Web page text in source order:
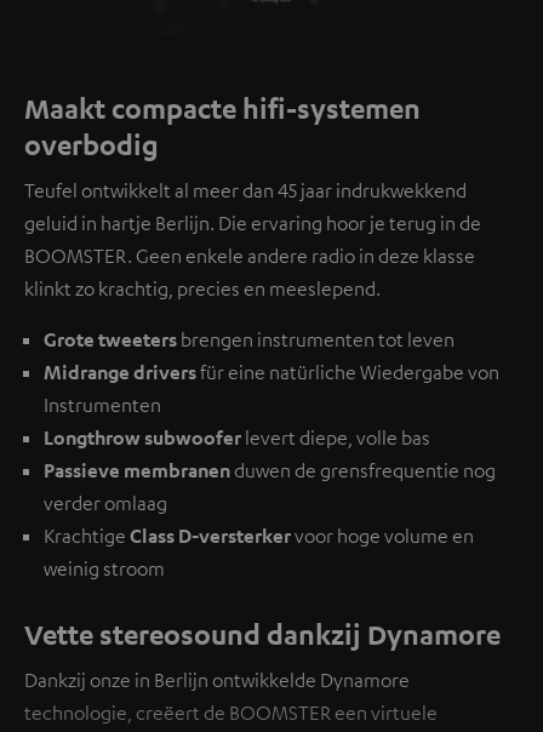
Maakt compacte hifi-systemen
overbodig
Teufel ontwikkelt al meer dan 45 jaar indrukwekkend
geluid in hartje Berlijn. Die ervaring hoor je terug in de
BOOMSTER. Geen enkele andere radio in deze klasse
klinkt zo krachtig, precies en meeslepend.
Grote tweeters brengen instrumenten tot leven
Midrange driversfür eine natürliche Wiedergabe von
Instrumenten
Longthrow subwoofer levert diepe, volle bas
Passieve membranenduwen de grensfrequentie nog
verder omlaag
Krachtige Class D-versterkervoor hoge volume en
weinig stroom
Vette stereosound dankzij Dynamore
Dankzij onze in Berlijn ontwikkelde Dynamore
technologie, creëert de BOOMSTER een virtuele